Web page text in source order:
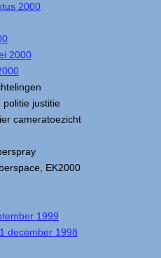
2000
2000
politie justitie
cameratoezicht
EK2000
1999
december 1998